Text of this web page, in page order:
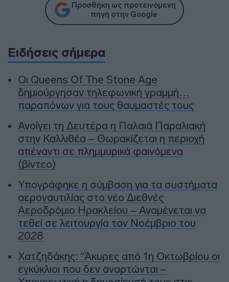
Προσθήκη ως προτεινόμενη
πηγή στην Google
Ειδήσεις σήμερα
Οι Queens Of The Stone Age
δημιούργησαν τηλεφωνική γραμμή…
παραπόνων για τους θαυμαστές τους
Ανοίγει τη Δευτέρα η Παλαιά Παραλιακή
στην Καλλιθέα – Θωρακίζεται η περιοχή
απέναντι σε πλημμυρικά φαινόμενα
(βίντεο)
Υπογράφηκε η σύμβαση για τα συστήματα
αεροναυτιλίας στο νέο Διεθνές
Αεροδρόμιο Ηρακλείου – Αναμένεται να
τεθεί σε λειτουργία τον Νοέμβριο του
2028
Χατζηδάκης: “Άκυρες από 1η Οκτωβρίου οι
εγκύκλιοι που δεν αναρτώνται –